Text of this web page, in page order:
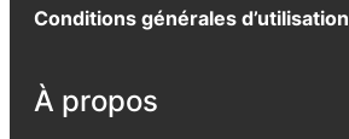
Conditions générales d’utilisation
À propos